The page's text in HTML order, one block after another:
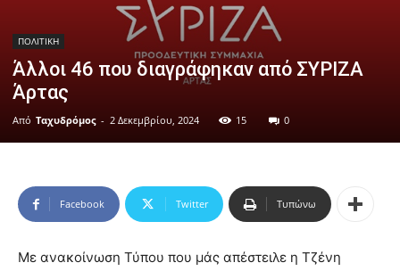
ΠΟΛΙΤΙΚΗ
Άλλοι 46 που διαγράφηκαν από ΣΥΡΙΖΑ
Άρτας
Από Ταχυδρόμος - 2 Δεκεμβρίου, 2024 15 0
Facebook Twitter Τυπώνω
Με ανακοίνωση Τύπου που μάς απέστειλε η Τζένη